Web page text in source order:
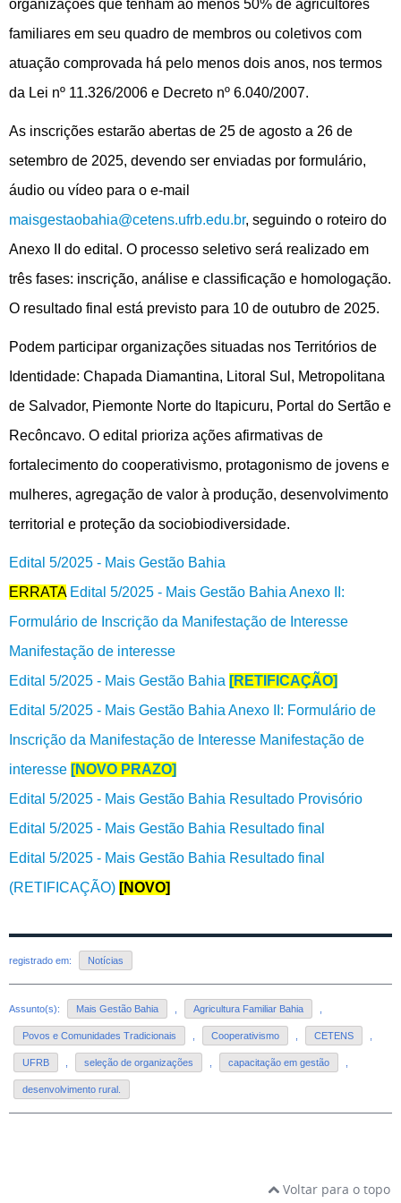
organizações que tenham ao menos 50% de agricultores
familiares em seu quadro de membros ou coletivos com
atuação comprovada há pelo menos dois anos, nos termos
da Lei nº 11.326/2006 e Decreto nº 6.040/2007.
As inscrições estarão abertas de 25 de agosto a 26 de
setembro de 2025, devendo ser enviadas por formulário,
áudio ou vídeo para o e-mail
maisgestaobahia@cetens.ufrb.edu.br, seguindo o roteiro do
Anexo II do edital. O processo seletivo será realizado em
três fases: inscrição, análise e classificação e homologação.
O resultado final está previsto para 10 de outubro de 2025.
Podem participar organizações situadas nos Territórios de
Identidade: Chapada Diamantina, Litoral Sul, Metropolitana
de Salvador, Piemonte Norte do Itapicuru, Portal do Sertão e
Recôncavo. O edital prioriza ações afirmativas de
fortalecimento do cooperativismo, protagonismo de jovens e
mulheres, agregação de valor à produção, desenvolvimento
territorial e proteção da sociobiodiversidade.
Edital 5/2025 - Mais Gestão Bahia
ERRATAEdital 5/2025 - Mais Gestão Bahia Anexo II:
Formulário de Inscrição da Manifestação de Interesse
Manifestação de interesse
Edital 5/2025 - Mais Gestão Bahia [RETIFICAÇÃO]
Edital 5/2025 - Mais Gestão Bahia Anexo II: Formulário de
Inscrição da Manifestação de Interesse Manifestação de
interesse [NOVO PRAZO]
Edital 5/2025 - Mais Gestão Bahia Resultado Provisório
Edital 5/2025 - Mais Gestão Bahia Resultado final
Edital 5/2025 - Mais Gestão Bahia Resultado final
(RETIFICAÇÃO) [NOVO]
registrado em: Notícias
Assunto(s): Mais Gestão Bahia Agricultura Familiar Bahia
Povos e Comunidades Tradicionais Cooperativismo CETENS
UFRB seleção de organizações capacitação em gestão
desenvolvimento rural.
Voltar para o topo